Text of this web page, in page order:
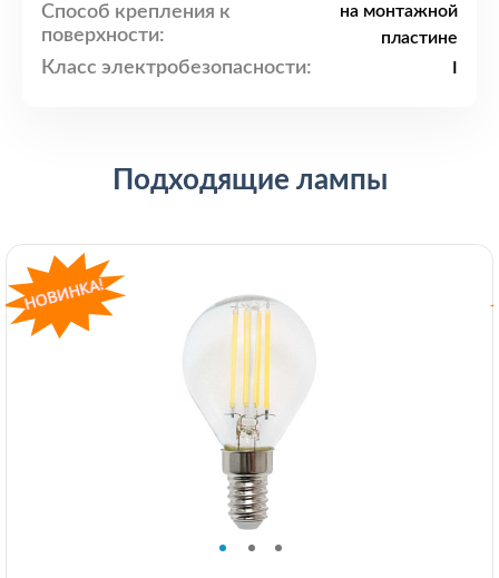
Способ крепления к
поверхности:
на монтажной
пластине
Класс электробезопасности:
Подходящие лампы